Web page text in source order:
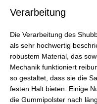
Verarbeitung
Die Verarbeitung des
als sehr hochwertig
robustem Material, das
Mechanik funktioniert
so gestaltet, dass sie die
festen Halt bieten. Einige
die Gummipolster nach